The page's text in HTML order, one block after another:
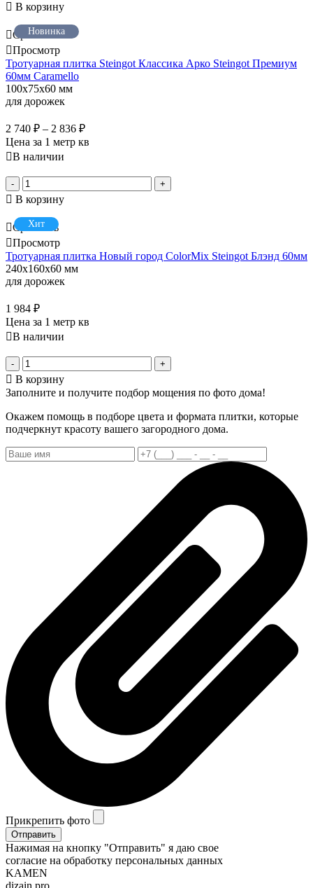
В корзину
Новинка
Сравнить
Просмотр
Тротуарная плитка Steingot Классика Арко Steingot Премиум
60мм Caramello
100x75x60 мм
для дорожек
2 740 ₽ – 2 836 ₽
Цена за 1 метр кв
В наличии
- +
В корзину
Хит
Сравнить
Просмотр
Тротуарная плитка Новый город ColorMix Steingot Блэнд 60мм
240x160x60 мм
для дорожек
1 984 ₽
Цена за 1 метр кв
В наличии
- +
В корзину
Заполните и получите подбор мощения по фото дома!
Окажем помощь в подборе цвета и формата плитки, которые
подчеркнут красоту вашего загородного дома.
Прикрепить фото
Отправить
Нажимая на кнопку "Отправить" я даю свое
согласие на обработку персональных данных
KAMEN